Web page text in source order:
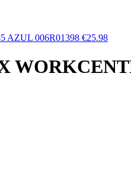
AZUL 006R01398 €25.98